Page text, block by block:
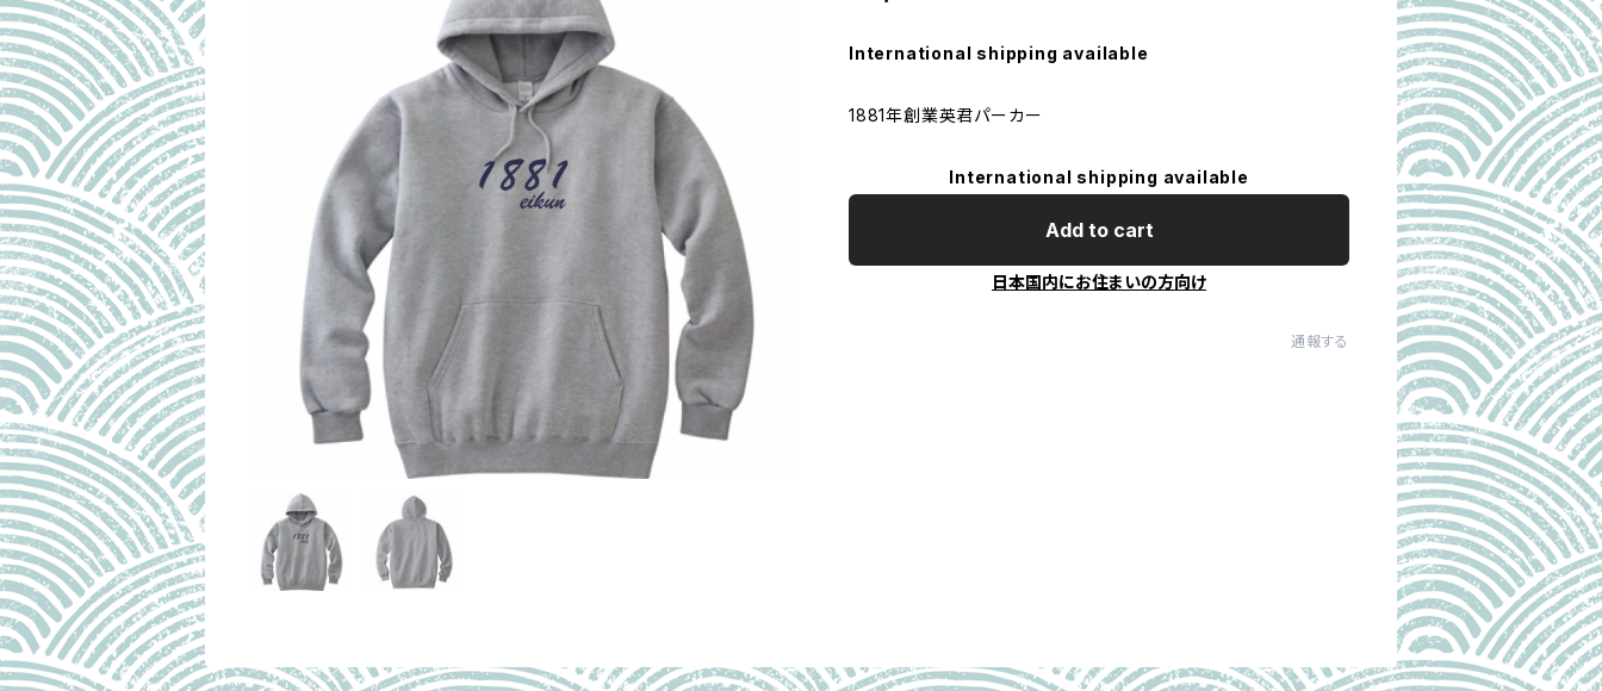
International shipping available
1881年創業英君パーカー
International shipping available
Add to cart
日本国内にお住まいの方向け
通報する